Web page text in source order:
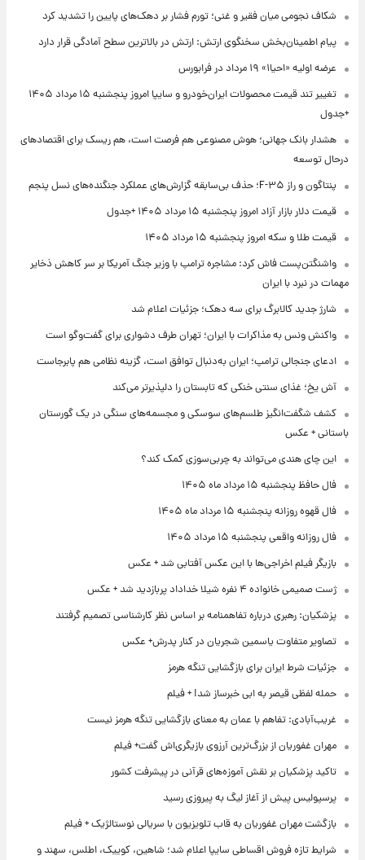
شکاف نجومی میان فقیر و غنی؛ تورم فشار بر دهک‌های پایین را تشدید کرد
پیام اطمینان‌بخش سخنگوی ارتش: ارتش در بالاترین سطح آمادگی قرار دارد
عرضه اولیه «احیا۱» ۱۹ مرداد در فرابورس
تغییر تند قیمت محصولات ایران‌خودرو و سایپا امروز پنجشنبه ۱۵ مرداد ۱۴۰۵
+جدول
هشدار بانک جهانی؛ هوش مصنوعی هم فرصت است، هم ریسک برای اقتصادهای
درحال توسعه
پنتاگون و راز F-۳۵؛ حذف بی‌سابقه گزارش‌های عملکرد جنگنده‌های نسل پنجم
قیمت دلار بازار آزاد امروز پنجشنبه ۱۵ مرداد ۱۴۰۵ +جدول
قیمت طلا و سکه امروز پنجشنبه ۱۵ مرداد ۱۴۰۵
واشنگتن‌پست فاش کرد: مشاجره ترامپ با وزیر جنگ آمریکا بر سر کاهش ذخایر
مهمات در نبرد با ایران
شارژ جدید کالابرگ برای سه دهک؛ جزئیات اعلام شد
واکنش ونس به مذاکرات با ایران؛ تهران طرف دشواری برای گفت‌وگو است
ادعای جنجالی ترامپ؛ ایران به‌دنبال توافق است، گزینه نظامی هم پابرجاست
آش یخ؛ غذای سنتی خنکی که تابستان را دلپذیرتر می‌کند
کشف شگفت‌انگیز طلسم‌های سوسکی و مجسمه‌های سنگی در یک گورستان
باستانی + عکس
این چای هندی می‌تواند به چربی‌سوزی کمک کند؟
فال حافظ پنجشنبه ۱۵ مرداد ماه ۱۴۰۵
فال قهوه روزانه پنجشنبه ۱۵ مرداد ماه ۱۴۰۵
فال روزانه واقعی پنجشنبه ۱۵ مرداد ۱۴۰۵
بازیگر فیلم اخراجی‌ها با این عکس آفتابی شد + عکس
ژست صمیمی خانواده ۴ نفره شیلا خداداد پربازدید شد + عکس
پزشکیان: رهبری درباره تفاهمنامه بر اساس نظر کارشناسی تصمیم گرفتند
تصاویر متفاوت یاسمین شجریان در کنار پدرش+ عکس
جزئیات شرط ایران برای بازگشایی تنگه هرمز
حمله لفظی قیصر به ابی خبرساز شد! + فیلم
غریب‌آبادی: تفاهم با عمان به معنای بازگشایی تنگه هرمز نیست
مهران غفوریان از بزرگ‌ترین آرزوی بازیگری‌اش گفت+ فیلم
تاکید پزشکیان بر نقش آموزه‌های قرآنی در پیشرفت کشور
پرسپولیس پیش از آغاز لیگ به پیروزی رسید
بازگشت مهران غفوریان به قاب تلویزیون با سریالی نوستالژیک + فیلم
شرایط تازه فروش اقساطی سایپا اعلام شد؛ شاهین، کوییک، اطلس، سهند و